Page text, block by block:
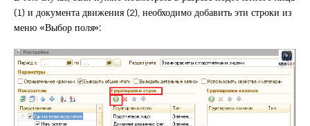
(1) и документа движения (2), необходимо добавить эти строки из
меню «Выбор поля»: